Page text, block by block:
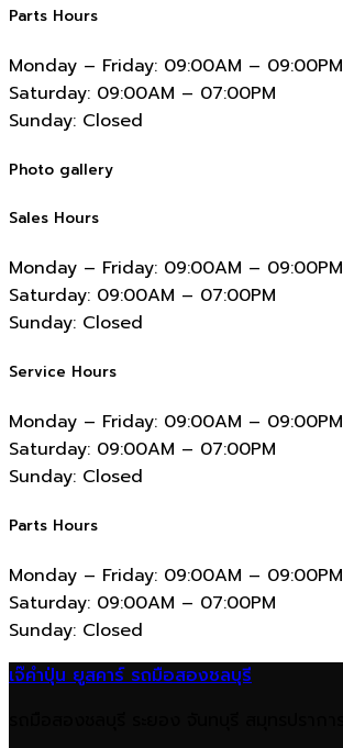
Parts Hours
Monday – Friday: 09:00AM – 09:00PM
Saturday: 09:00AM – 07:00PM
Sunday: Closed
Photo gallery
Sales Hours
Monday – Friday: 09:00AM – 09:00PM
Saturday: 09:00AM – 07:00PM
Sunday: Closed
Service Hours
Monday – Friday: 09:00AM – 09:00PM
Saturday: 09:00AM – 07:00PM
Sunday: Closed
Parts Hours
Monday – Friday: 09:00AM – 09:00PM
Saturday: 09:00AM – 07:00PM
Sunday: Closed
เจ๊คำปุ่น ยูสคาร์ รถมือสองชลบุรี